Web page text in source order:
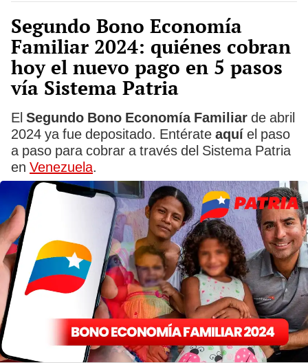
Segundo Bono Economía
Familiar 2024: quiénes cobran
hoy el nuevo pago en 5 pasos
vía Sistema Patria
El Segundo Bono Economía Familiar de abril
2024 ya fue depositado. Entérate aquí el paso
a paso para cobrar a través del Sistema Patria
en Venezuela.